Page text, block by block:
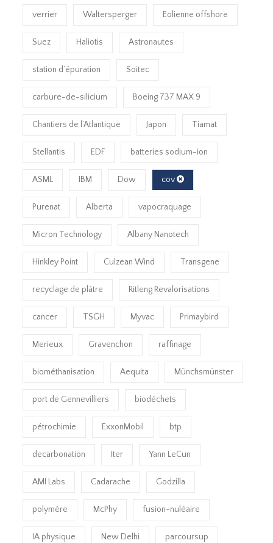
verrier Waltersperger Eolienne offshore
Suez Haliotis Astronautes
station d’épuration Soitec
carbure-de-silicium Boeing 737 MAX 9
Chantiers de l’Atlantique Japon Tiamat
Stellantis EDF batteries sodium-ion
ASML IBM Dow cov
Purenat Alberta vapocraquage
Micron Technology Albany Nanotech
Hinkley Point Culzean Wind Transgene
recyclage de plâtre Ritleng Revalorisations
cancer TSGH Myvac Primaybird
Merieux Gravenchon raffinage
biométhanisation Aequita Münchsmünster
port de Gennevilliers biodéchets
pétrochimie ExxonMobil btp
decarbonation Iter Yann LeCun
AMI Labs Cadarache Godzilla
polymère McPhy fusion-nuléaire
IA physique New Delhi parcoursup